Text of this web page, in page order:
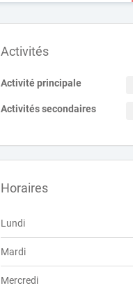
Activités
Activité principale
Activités secondaires
Horaires
Lundi
Mardi
Mercredi